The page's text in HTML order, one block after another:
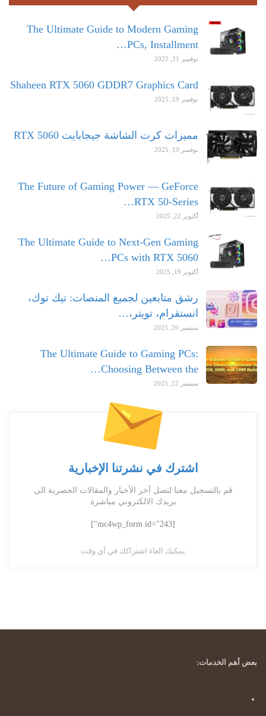
The Ultimate Guide to Modern Gaming
PCs, Installment…
نوفمبر 21, 2025
Shaheen RTX 5060 GDDR7 Graphics Card
نوفمبر 19, 2025
مميزات كرت الشاشة جيجابايت RTX 5060
نوفمبر 19, 2025
The Future of Gaming Power — GeForce
RTX 50-Series…
أكتوبر 22, 2025
The Ultimate Guide to Next-Gen Gaming
PCs with RTX 5060…
أكتوبر 19, 2025
رشق متابعين لجميع المنصات: تيك توك،
انستقرام، تويتر،…
سبتمبر 20, 2025
The Ultimate Guide to Gaming PCs:
Choosing Between the…
سبتمبر 12, 2025
اشترك في نشرتنا الإخبارية
قم بالتسجيل معنا لتصل آخر الأخبار والمقالات الحصرية الى
بريدك الالكتروني مباشرة
[mc4wp_form id="243"]
يمكنك الغاء اشتراكك في أي وقت
بعض أهم الخدمات: